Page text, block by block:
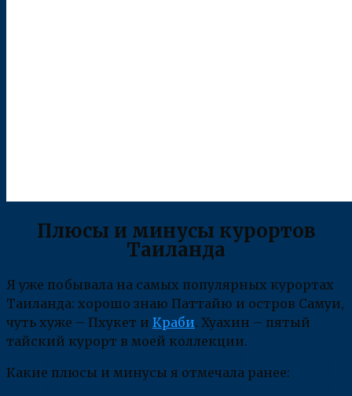
Плюсы и минусы курортов
Таиланда
Я уже побывала на самых популярных курортах
Таиланда: хорошо знаю Паттайю и остров Самуи,
чуть хуже – Пхукет и Краби. Хуахин – пятый
тайский курорт в моей коллекции.
Какие плюсы и минусы я отмечала ранее: